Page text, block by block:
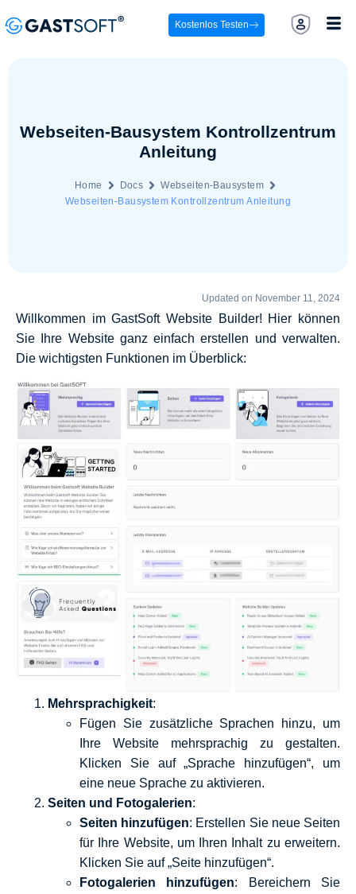
Kostenlos Testen
Webseiten-Bausystem Kontrollzentrum
Anleitung
Home Docs
Webseiten-Bausystem
Webseiten-Bausystem Kontrollzentrum Anleitung
Updated on November 11, 2024
Willkommen im GastSoft Website Builder! Hier können
Sie Ihre Website ganz einfach erstellen und verwalten.
Die wichtigsten Funktionen im Überblick:
Mehrsprachigkeit:
Fügen Sie zusätzliche Sprachen hinzu, um
Ihre Website mehrsprachig zu gestalten.
Klicken Sie auf „Sprache hinzufügen“, um
eine neue Sprache zu aktivieren.
Seiten und Fotogalerien:
Seiten hinzufügen: Erstellen Sie neue Seiten
für Ihre Website, um Ihren Inhalt zu erweitern.
Klicken Sie auf „Seite hinzufügen“.
Fotogalerien hinzufügen: Bereichern Sie